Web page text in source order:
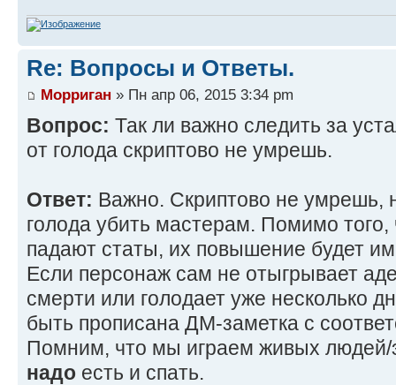
Re: Вопросы и Ответы.
Морриган » Пн апр 06, 2015 3:34 pm
Вопрос: Так ли важно следить за
от голода скриптово не умрешь.
Ответ: Важно. Скриптово не умрешь,
голода убить мастерам. Помимо того,
падают статы, их повышение будет
Если персонаж сам не отыгрывает
смерти или голодает уже несколько
быть прописана ДМ-заметка с
Помним, что мы играем живых людей/
надо есть и спать.